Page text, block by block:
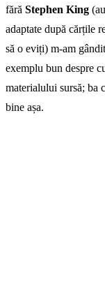
fără Stephen King
adaptate după cărțile
să o eviți) m-am
exemplu bun despre
materialului sursă; ba
bine așa.